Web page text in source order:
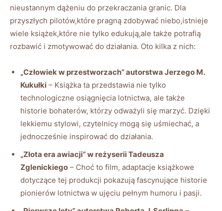
nieustannym dążeniu do przekraczania granic. ⁢Dla
przyszłych⁢ pilotów,które​ pragną zdobywać niebo,istnieje
wiele książek,które nie⁤ tylko ‌edukują,ale także potrafią
rozbawić ​i‌ zmotywować⁢ do⁣ działania. Oto kilka z nich:
„Człowiek w przestworzach” autorstwa Jerzego M.
Kukułki – Książka ta przedstawia nie tylko⁢
technologiczne osiągnięcia lotnictwa, ale także
historie bohaterów, którzy⁤ odważyli się marzyć.‍ Dzięki
lekkiemu stylowi,⁤ czytelnicy mogą⁤ się uśmiechać, ‌a
jednocześnie inspirować⁢ do działania.
„Złota era awiacji” ⁤w reżyserii ⁣Tadeusza
Zglenickiego – Choć ⁤to film,‍ adaptacje książkowe
dotyczące‍ tej ⁣produkcji pokazują fascynujące historie
⁢pionierów ‍lotnictwa w ujęciu pełnym‌ humoru⁣ i pasji.